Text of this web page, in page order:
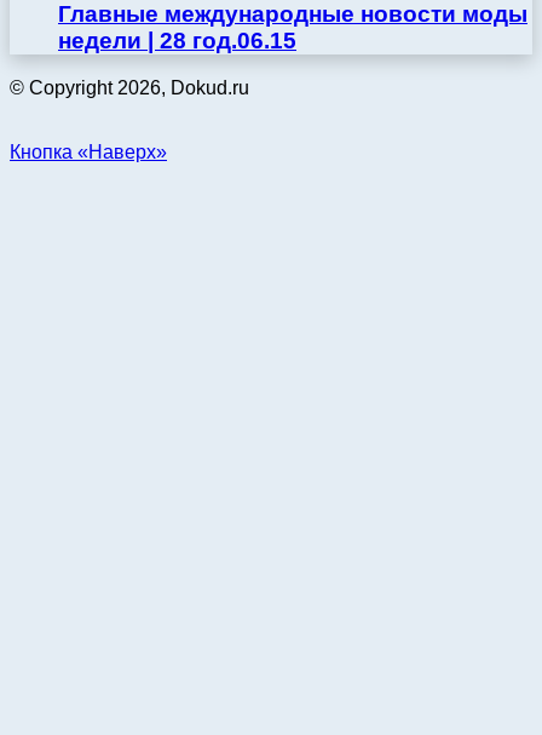
Главные международные новости моды
недели | 28 год.06.15
© Copyright 2026, Dokud.ru
Кнопка «Наверх»